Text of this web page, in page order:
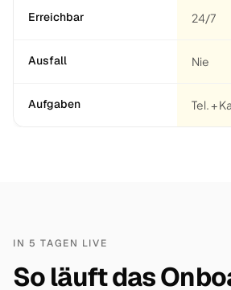
Erreichbar 24/7
Ausfall Nie
Aufgaben Tel. +
IN 5 TAGEN LIVE
So läuft das